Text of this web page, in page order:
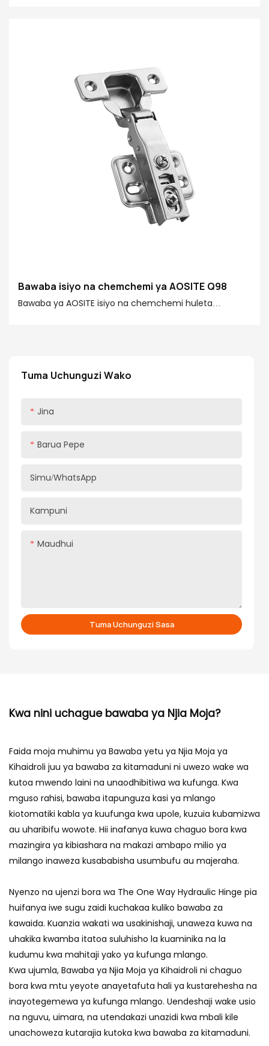
Tuma Uchunguzi Wako
Jina
Barua Pepe
Simu/WhatsApp
Kampuni
Maudhui
Tuma Uchunguzi Sasa
utumiaji na kukuletea matumizi bora zaidi.
Bawaba isiyo na chemchemi ya AOSITE Q98
Bawaba ya AOSITE isiyo na chemchemi huleta
na ubora wa juu wa nyenzo za bati za chuma
Kwa nini uchague bawaba ya Njia Moja?
Faida moja muhimu ya Bawaba yetu ya Njia Moja ya
Kihaidroli juu ya bawaba za kitamaduni ni uwezo wake wa
kutoa mwendo laini na unaodhibitiwa wa kufunga. Kwa
mguso rahisi, bawaba itapunguza kasi ya mlango
kiotomatiki kabla ya kuufunga kwa upole, kuzuia kubamizwa
au uharibifu wowote. Hii inafanya kuwa chaguo bora kwa
mazingira ya kibiashara na makazi ambapo milio ya
milango inaweza kusababisha usumbufu au majeraha.
Nyenzo na ujenzi bora wa The One Way Hydraulic Hinge pia
huifanya iwe sugu zaidi kuchakaa kuliko bawaba za
kawaida. Kuanzia wakati wa usakinishaji, unaweza kuwa na
uhakika kwamba itatoa suluhisho la kuaminika na la
kudumu kwa mahitaji yako ya kufunga mlango.
Kwa ujumla, Bawaba ya Njia Moja ya Kihaidroli ni chaguo
bora kwa mtu yeyote anayetafuta hali ya kustarehesha na
inayotegemewa ya kufunga mlango. Uendeshaji wake usio
na nguvu, uimara, na utendakazi unazidi kwa mbali kile
unachoweza kutarajia kutoka kwa bawaba za kitamaduni.